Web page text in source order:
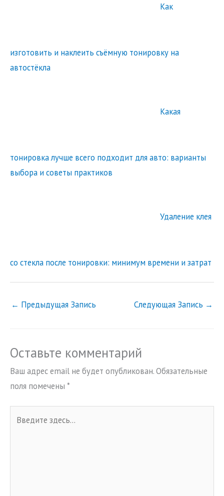
Как
изготовить и наклеить съёмную тонировку на
автостёкла
Какая
тонировка лучше всего подходит для авто: варианты
выбора и советы практиков
Удаление клея
со стекла после тонировки: минимум времени и затрат
← Предыдущая Запись Следующая Запись →
Оставьте комментарий
Ваш адрес email не будет опубликован.Обязательные
поля помечены *
здесь...